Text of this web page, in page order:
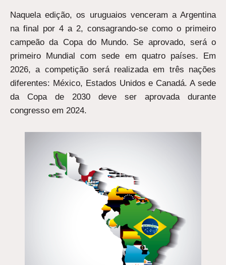
Naquela edição, os uruguaios venceram a Argentina
na final por 4 a 2, consagrando-se como o primeiro
campeão da Copa do Mundo. Se aprovado, será o
primeiro Mundial com sede em quatro países. Em
2026, a competição será realizada em três nações
diferentes: México, Estados Unidos e Canadá. A sede
da Copa de 2030 deve ser aprovada durante
congresso em 2024.